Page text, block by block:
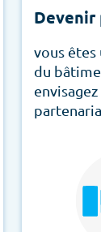
Devenir
vous êtes
du